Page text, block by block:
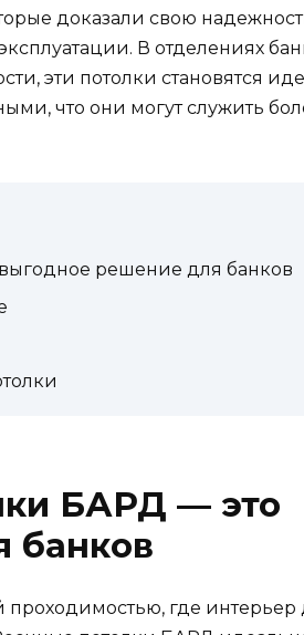
доказали свою
В отделениях
эти потолки становятся
что они могут служить
решение для банков
БАРД — это
банков
проходимостью, где интерьер